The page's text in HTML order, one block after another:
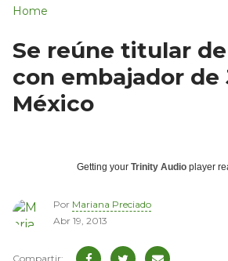
Home
Se reúne titular de
con embajador de
México
Getting your Trinity Audio player
Por Mariana Preciado
Abr 19, 2013